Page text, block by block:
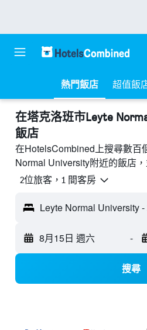
熱門飯店 超值飯
在塔克洛班市Leyte
飯店
在HotelsCombined上搜尋數百
Normal University附近的飯店
2位旅客，1 間客房
8月15日 週六 -
搜尋